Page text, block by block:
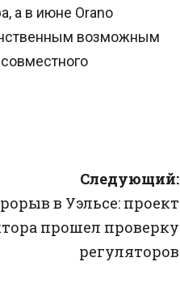
а в июне Orano
возможным
Следующий:
в Уэльсе: проект
прошел проверку
регуляторов